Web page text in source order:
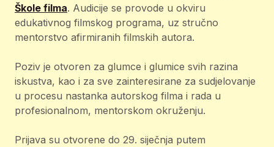
Škole filma. Audicije se provode u okviru
edukativnog filmskog programa, uz stručno
mentorstvo afirmiranih filmskih autora.
Poziv je otvoren za glumce i glumice svih razina
iskustva, kao i za sve zainteresirane za sudjelovanje
u procesu nastanka autorskog filma i rada u
profesionalnom, mentorskom okruženju.
Prijava su otvorene do 29. siječnja putem